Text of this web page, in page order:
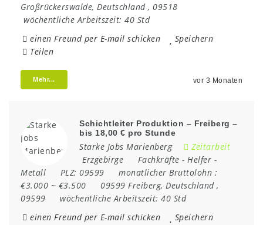
Großrückerswalde, Deutschland, 09518
wöchentliche Arbeitszeit: 40 Std
einen Freund per E-mail schicken
Speichern
Teilen
Mehr... vor 3 Monaten
Schichtleiter Produktion – Freiberg –
bis 18,00 € pro Stunde
Starke Jobs Marienberg
Zeitarbeit
Erzgebirge
Fachkräfte - Helfer -
Metall
PLZ: 09599
monatlicher Bruttolohn :
€3.000 ~ €3.500
09599 Freiberg, Deutschland,
09599
wöchentliche Arbeitszeit: 40 Std
einen Freund per E-mail schicken
Speichern